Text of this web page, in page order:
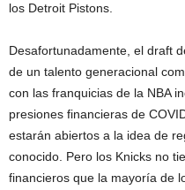
los Detroit Pistons.
Desafortunadamente, el draft
de un talento generacional
con las franquicias de la NBA
presiones financieras de
estarán abiertos a la idea de
conocido. Pero los Knicks no
financieros que la mayoría de